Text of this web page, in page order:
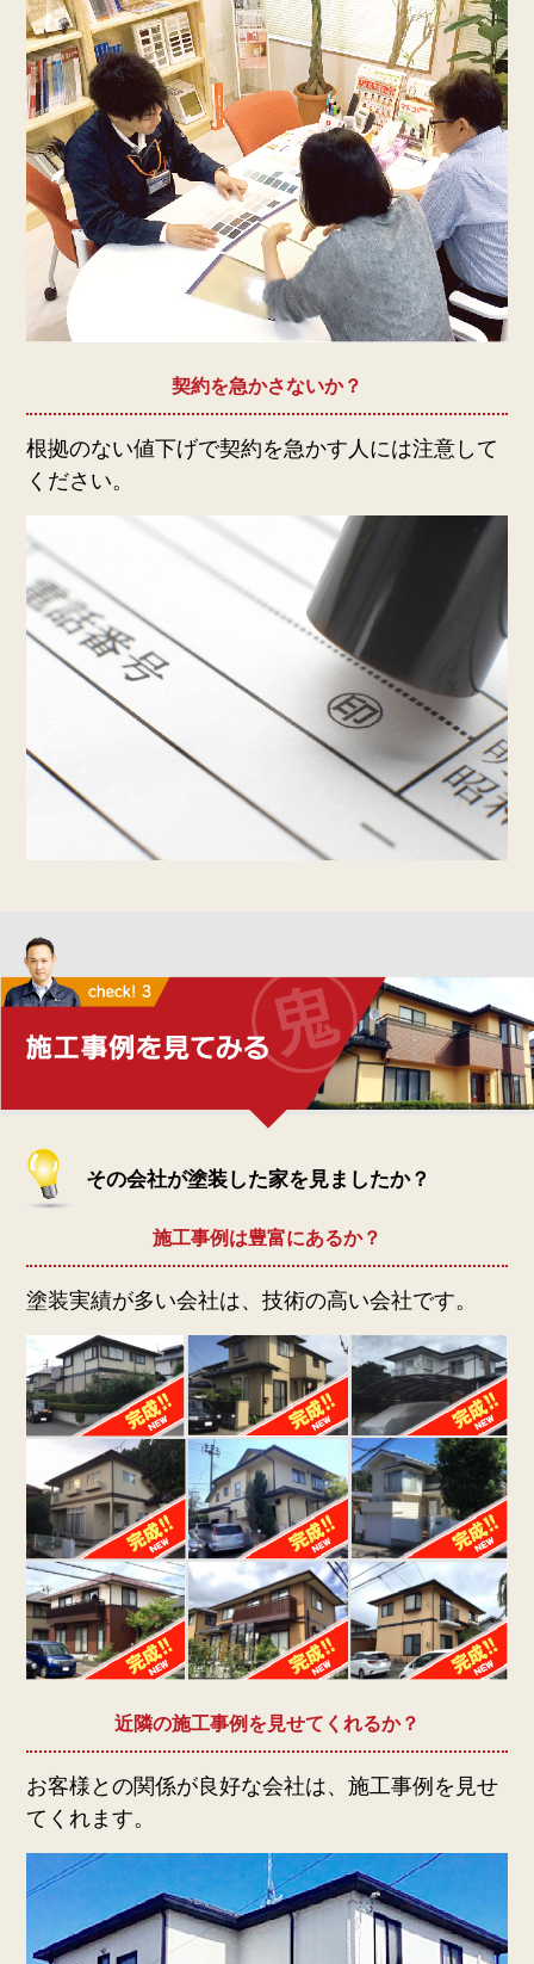
契約を急かさないか？
根拠のない値下げで契約を急かす人には注意して
ください。
その会社が塗装した家を見ましたか？
施工事例は豊富にあるか？
塗装実績が多い会社は、技術の高い会社です。
近隣の施工事例を見せてくれるか？
お客様との関係が良好な会社は、施工事例を見せ
てくれます。